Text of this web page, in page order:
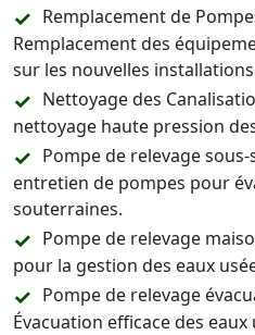
Remplacement de
Remplacement des
sur les nouvelles
Nettoyage des
nettoyage haute pression
Pompe de relevage
entretien de pompes pour
souterraines.
Pompe de relevage
pour la gestion des eaux
Pompe de relevage
Évacuation efficace des